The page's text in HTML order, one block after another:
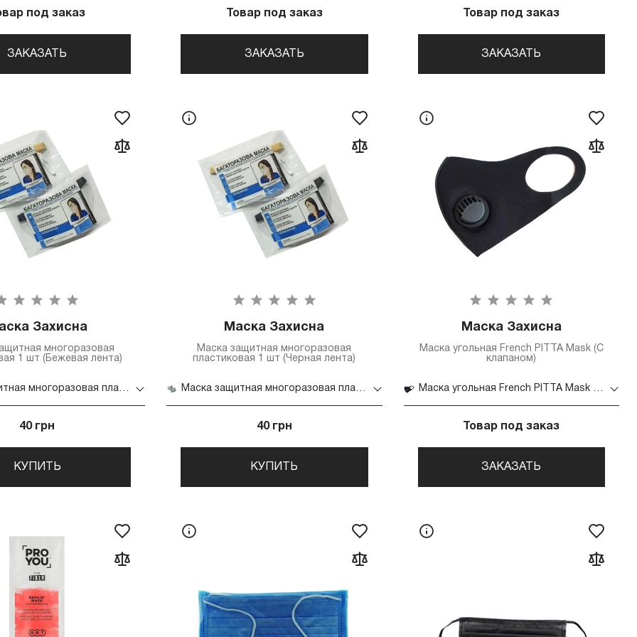
под заказ
ЗАКАЗАТЬ
Товар под заказ
ЗАКАЗАТЬ
Товар под заказ
ЗАКАЗАТЬ
Захисна
многоразовая
1 шт (Бежевая лента)
Маска защитная многоразовая пластиковая 1 шт (Бежевая лента)
40 грн
КУПИТЬ
Маска Захисна
Маска защитная многоразовая
пластиковая 1 шт (Черная лента)
Маска защитная многоразовая пластиковая 1 шт (Черная лента)
40 грн
КУПИТЬ
Маска Захисна
Маска угольная French PITTA Mask (С
клапаном)
Маска угольная French PITTA Mask (С клапаном)
Товар под заказ
ЗАКАЗАТЬ